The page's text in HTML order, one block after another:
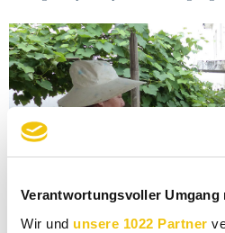
Verantwortungsvoller Umgang
Wir und unsere 1022 Partner